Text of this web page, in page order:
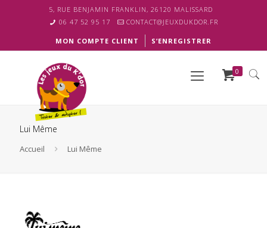
5, RUE BENJAMIN FRANKLIN, 26120 MALISSARD
06 47 52 95 17
CONTACT@JEUXDUKDOR.FR
MON COMPTE CLIENT S’ENREGISTRER
0
Lui Même
Accueil Lui Même